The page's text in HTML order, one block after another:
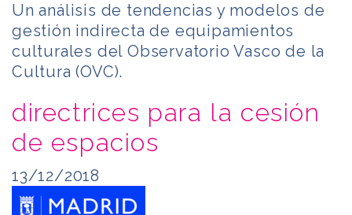
Un análisis de tendencias y modelos de
gestión indirecta de equipamientos
culturales del Observatorio Vasco de la
Cultura (OVC).
directrices para la cesión
de espacios
13/12/2018